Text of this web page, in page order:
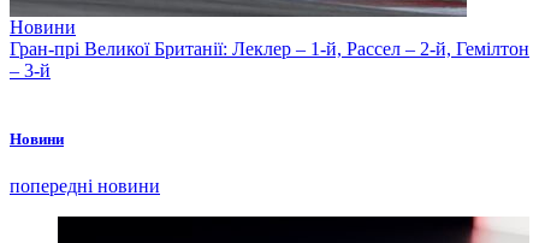
Новини
Гран-прі Великої Британії: Леклер – 1-й, Рассел – 2-й, Гемілтон
– 3-й
Новини
попередні новини